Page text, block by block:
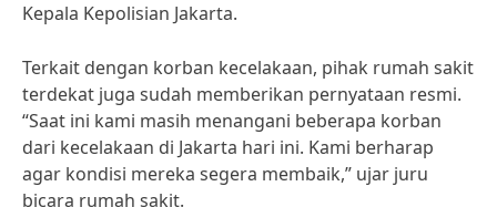
Kepala Kepolisian Jakarta.
Terkait dengan korban kecelakaan, pihak rumah sakit
terdekat juga sudah memberikan pernyataan resmi.
“Saat ini kami masih menangani beberapa korban
dari kecelakaan di Jakarta hari ini. Kami berharap
agar kondisi mereka segera membaik,” ujar juru
bicara rumah sakit.